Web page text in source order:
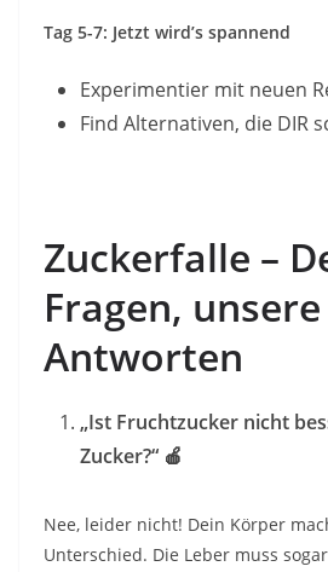
Tag 5-7: Jetzt wird’s spannend
Experimentier mit neuen
Find Alternativen, die DIR
Zuckerfalle –
Fragen, unsere
Antworten
„Ist Fruchtzucker nicht
Zucker?“ 🍎
Nee, leider nicht! Dein Körper
Unterschied. Die Leber muss